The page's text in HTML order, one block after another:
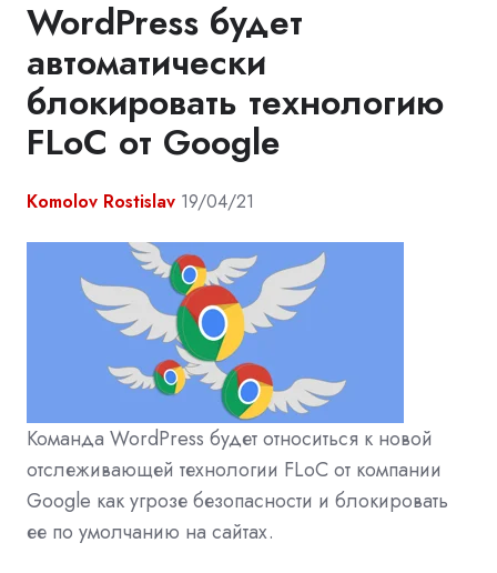
WordPress будет
автоматически
блокировать технологию
FLoC от Google
Komolov Rostislav 19/04/21
Команда WordPress будет относиться к новой
отслеживающей технологии FLoC от компании
Google как угрозе безопасности и блокировать
ее по умолчанию на сайтах.